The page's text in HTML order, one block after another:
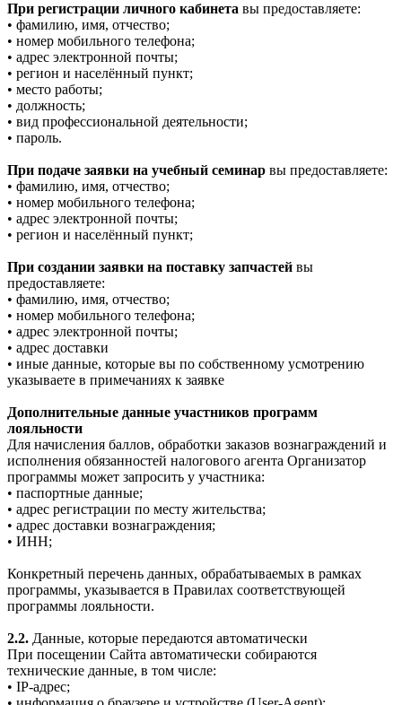
При регистрации личного кабинета вы предоставляете:
• фамилию, имя, отчество;
• номер мобильного телефона;
• адрес электронной почты;
• регион и населённый пункт;
• место работы;
• должность;
• вид профессиональной деятельности;
• пароль.
При подаче заявки на учебный семинар вы предоставляете:
• фамилию, имя, отчество;
• номер мобильного телефона;
• адрес электронной почты;
• регион и населённый пункт;
При создании заявки на поставку запчастей вы
предоставляете:
• фамилию, имя, отчество;
• номер мобильного телефона;
• адрес электронной почты;
• адрес доставки
• иные данные, которые вы по собственному усмотрению
указываете в примечаниях к заявке
Дополнительные данные участников программ
лояльности
Для начисления баллов, обработки заказов вознаграждений и
исполнения обязанностей налогового агента Организатор
программы может запросить у участника:
• паспортные данные;
• адрес регистрации по месту жительства;
• адрес доставки вознаграждения;
• ИНН;
Конкретный перечень данных, обрабатываемых в рамках
программы, указывается в Правилах соответствующей
программы лояльности.
2.2. Данные, которые передаются автоматически
При посещении Сайта автоматически собираются
технические данные, в том числе:
• IP-адрес;